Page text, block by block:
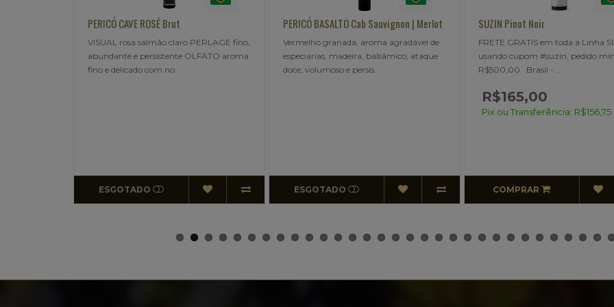
PERICÓ BASALTO Cab Sauvignon | Merlot
Vermelho granada, aroma agradável de
especiarias, madeira, balsâmico, ataque
doce, volumoso e persis..
ESGOTADO
SUZIN Pinot Noir
FRETE GRATIS em toda a Linha SUZIN
usando cupom #suzin, pedido mínimo
R$500,00 Brasil - ..
COMPRAR
QUINTA DA NEVE Chardonnay
QUINTA DA NEVE
joaquim. brasil Palha cristalino e
reluzente. Delicado ao olfato, ..
ESGOTADO